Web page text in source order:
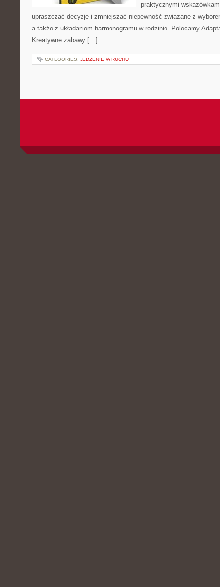
praktycznymi
upraszczać decyzje i zmniejszać niepewność związane z
a także z układaniem harmonogramu w rodzinie. Polecamy
Kreatywne zabawy […]
CATEGORIES: JEDZENIE W RUCHU